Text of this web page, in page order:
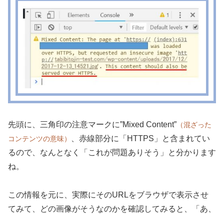
先頭に、三角印の注意マークに”Mixed Content” （混ざった
コンテンツの意味）
、赤線部分に「HTTPS」と含まれてい
るので、なんとなく「これが問題ありそう」と分かります
ね。
この情報を元に、実際にそのURLをブラウザで表示させ
てみて、どの画像がそうなのかを確認してみると、「あ、